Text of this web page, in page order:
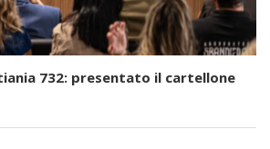
732: presentato il cartellone